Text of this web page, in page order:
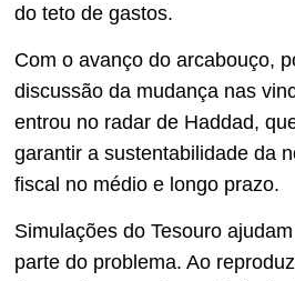
do teto de gastos.
Com o avanço do arcabouço,
discussão da mudança nas
entrou no radar de Haddad,
garantir a sustentabilidade da
fiscal no médio e longo prazo.
Simulações do Tesouro
parte do problema. Ao